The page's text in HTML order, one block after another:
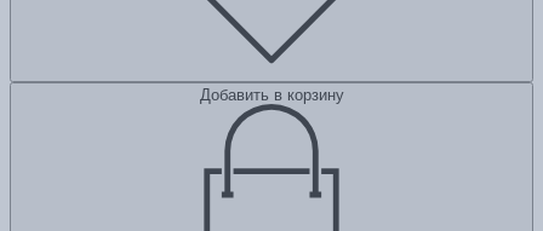
Добавить в корзину